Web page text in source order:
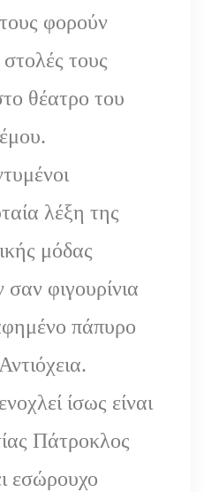
φορούν
στολές τους
θέατρο του
λέξη της
μόδας
φιγουρίνια
πάπυρο
ίσως είναι
Πάτροκλος
εσώρουχο